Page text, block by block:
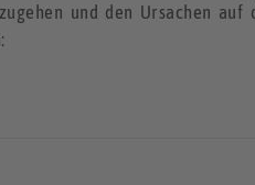
und den Ursachen auf